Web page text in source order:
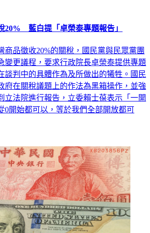
藍白提「卓榮泰專題報告」
商品徵收20%的關稅，國民黨與民眾黨團
變更議程，要求行政院長卓榮泰提供專題
談判中的具體作為及所做出的犧牲。國民
府在關稅議題上的作法為黑箱操作，並強
立法院進行報告，立委賴士葆表示「一開
0開始都可以，等於我們全部開放都可